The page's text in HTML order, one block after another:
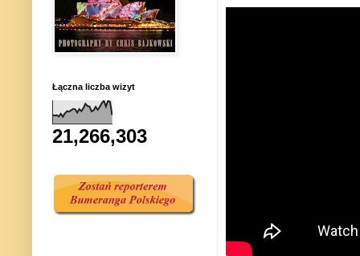
Łączna liczba wizyt
21,266,303